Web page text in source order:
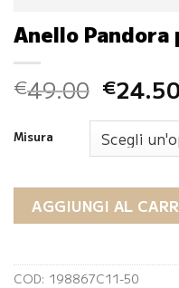
Anello
€49.00 Il
era:
€24.50
Misura
AGGIUNGI AL
COD: 198867C11-50